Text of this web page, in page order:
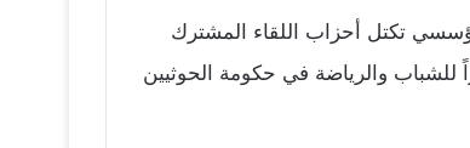
العام حالياً، ومن مؤسسي تكتل أحزاب اللقاء المشترك
للشباب والرياضة في حكومة الحوثيين